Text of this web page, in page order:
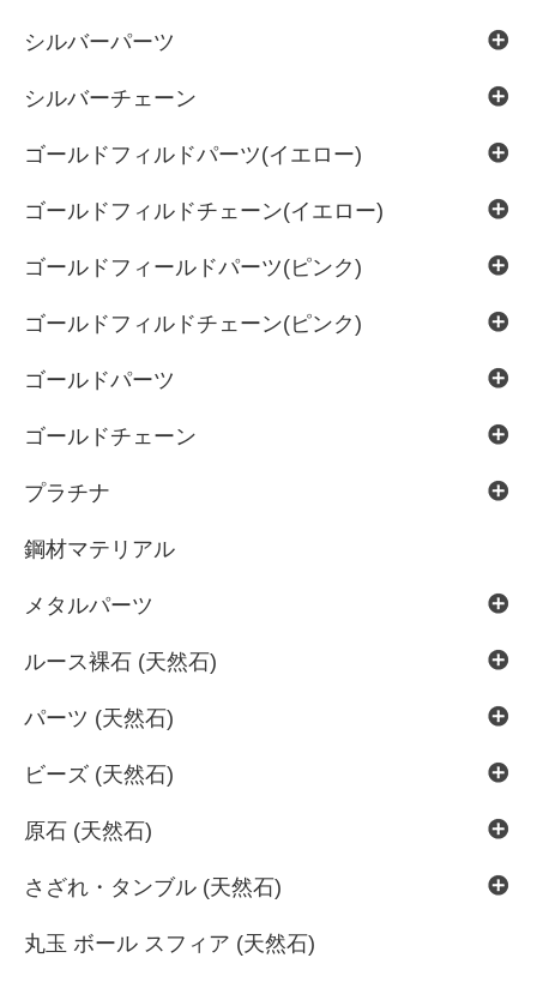
シルバーパーツ
シルバーチェーン
ゴールドフィルドパーツ(イエロー)
ゴールドフィルドチェーン(イエロー)
ゴールドフィールドパーツ(ピンク)
ゴールドフィルドチェーン(ピンク)
ゴールドパーツ
ゴールドチェーン
プラチナ
鋼材マテリアル
メタルパーツ
ルース裸石 (天然石)
パーツ (天然石)
ビーズ (天然石)
原石 (天然石)
さざれ・タンブル (天然石)
丸玉 ボール スフィア (天然石)